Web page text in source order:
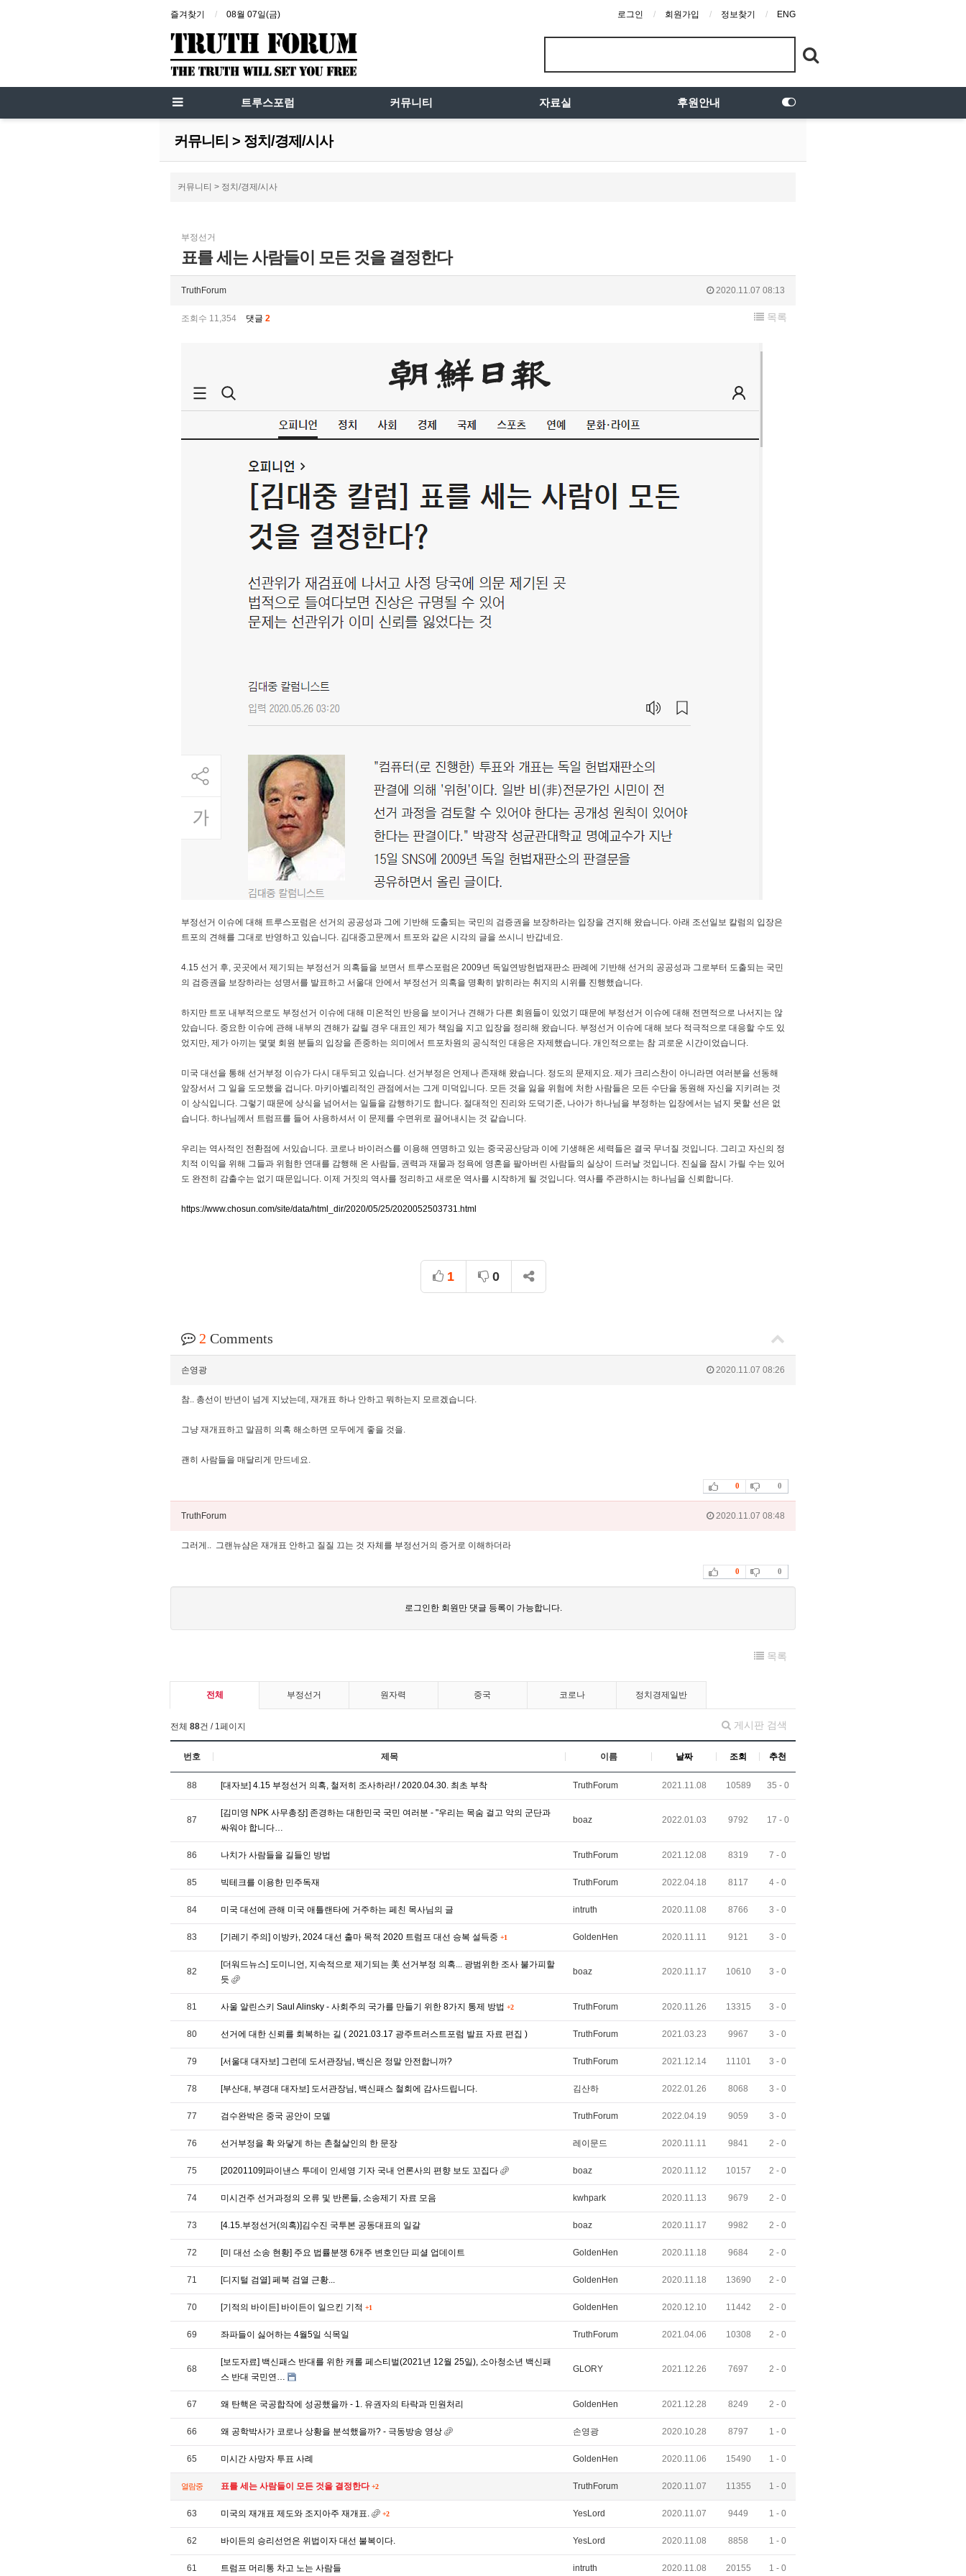
즐겨찾기 08월 07일(금) 로그인 회원가입 정보찾기 ENG
트루스포럼 커뮤니티 자료실 후원안내
커뮤니티 > 정치/경제/시사
커뮤니티 > 정치/경제/시사
부정선거
표를 세는 사람들이 모든 것을 결정한다
TruthForum 2020.11.07 08:13
조회수 11,354 댓글 2 목록
부정선거 이슈에 대해 트루스포럼은 선거의 공공성과 그에 기반해 도출되는 국민의 검증권을 보장하라는 입장을 견지해 왔습니다. 아래 조선일보 칼럼의 입장은
트포의 견해를 그대로 반영하고 있습니다. 김대중고문께서 트포와 같은 시각의 글을 쓰시니 반갑네요.
4.15 선거 후, 곳곳에서 제기되는 부정선거 의혹들을 보면서 트루스포럼은 2009년 독일연방헌법재판소 판례에 기반해 선거의 공공성과 그로부터 도출되는 국민
의 검증권을 보장하라는 성명서를 발표하고 서울대 안에서 부정선거 의혹을 명확히 밝히라는 취지의 시위를 진행했습니다.
하지만 트포 내부적으로도 부정선거 이슈에 대해 미온적인 반응을 보이거나 견해가 다른 회원들이 있었기 때문에 부정선거 이슈에 대해 전면적으로 나서지는 않
았습니다. 중요한 이슈에 관해 내부의 견해가 갈릴 경우 대표인 제가 책임을 지고 입장을 정리해 왔습니다. 부정선거 이슈에 대해 보다 적극적으로 대응할 수도 있
었지만, 제가 아끼는 몇몇 회원 분들의 입장을 존중하는 의미에서 트포차원의 공식적인 대응은 자제했습니다. 개인적으로는 참 괴로운 시간이었습니다.
미국 대선을 통해 선거부정 이슈가 다시 대두되고 있습니다. 선거부정은 언제나 존재해 왔습니다. 정도의 문제지요. 제가 크리스찬이 아니라면 여러분을 선동해
앞장서서 그 일을 도모했을 겁니다. 마키아벨리적인 관점에서는 그게 미덕입니다. 모든 것을 잃을 위험에 처한 사람들은 모든 수단을 동원해 자신을 지키려는 것
이 상식입니다. 그렇기 때문에 상식을 넘어서는 일들을 감행하기도 합니다. 절대적인 진리와 도덕기준, 나아가 하나님을 부정하는 입장에서는 넘지 못할 선은 없
습니다. 하나님께서 트럼프를 들어 사용하셔서 이 문제를 수면위로 끌어내시는 것 같습니다.
우리는 역사적인 전환점에 서있습니다. 코로나 바이러스를 이용해 연명하고 있는 중국공산당과 이에 기생해온 세력들은 결국 무너질 것입니다. 그리고 자신의 정
치적 이익을 위해 그들과 위험한 연대를 감행해 온 사람들, 권력과 재물과 정욕에 영혼을 팔아버린 사람들의 실상이 드러날 것입니다. 진실을 잠시 가릴 수는 있어
도 완전히 감출수는 없기 때문입니다. 이제 거짓의 역사를 정리하고 새로운 역사를 시작하게 될 것입니다. 역사를 주관하시는 하나님을 신뢰합니다.
https://www.chosun.com/site/data/html_dir/2020/05/25/2020052503731.html
1 0
2 Comments
손영광 2020.11.07 08:26
참.. 총선이 반년이 넘게 지났는데, 재개표 하나 안하고 뭐하는지 모르겠습니다.
그냥 재개표하고 말끔히 의혹 해소하면 모두에게 좋을 것을.
괜히 사람들을 매달리게 만드네요.
0 0
TruthForum 2020.11.07 08:48
그러게.. 그랜뉴샴은 재개표 안하고 질질 끄는 것 자체를 부정선거의 증거로 이해하더라
0 0
로그인한 회원만 댓글 등록이 가능합니다.
목록
전체 부정선거 원자력 중국 코로나 정치경제일반
게시판 검색
전체 88건 / 1페이지
번호 제목 이름 날짜 조회 추천
88 [대자보] 4.15 부정선거 의혹, 철저히 조사하라! / 2020.04.30. 최초 부착 TruthForum 2021.11.08 10589 35 - 0
87
[김미영 NPK 사무총장] 존경하는 대한민국 국민 여러분 - "우리는 목숨 걸고 악의 군단과
싸워야 합니다…
boaz 2022.01.03 9792 17 - 0
86 나치가 사람들을 길들인 방법 TruthForum 2021.12.08 8319 7 - 0
85 빅테크를 이용한 민주독재 TruthForum 2022.04.18 8117 4 - 0
84 미국 대선에 관해 미국 애틀랜타에 거주하는 페친 목사님의 글 intruth 2020.11.08 8766 3 - 0
83 [기레기 주의] 이방카, 2024 대선 출마 목적 2020 트럼프 대선 승복 설득중 +1 GoldenHen 2020.11.11 9121 3 - 0
82
[더워드뉴스] 도미니언, 지속적으로 제기되는 美 선거부정 의혹... 광범위한 조사 불가피할
듯
boaz 2020.11.17 10610 3 - 0
81 사울 알린스키 Saul Alinsky - 사회주의 국가를 만들기 위한 8가지 통제 방법 +2 TruthForum 2020.11.26 13315 3 - 0
80 선거에 대한 신뢰를 회복하는 길 ( 2021.03.17 광주트러스트포럼 발표 자료 편집 ) TruthForum 2021.03.23 9967 3 - 0
79 [서울대 대자보] 그런데 도서관장님, 백신은 정말 안전합니까? TruthForum 2021.12.14 11101 3 - 0
78 [부산대, 부경대 대자보] 도서관장님, 백신패스 철회에 감사드립니다. 김산하 2022.01.26 8068 3 - 0
77 검수완박은 중국 공안이 모델 TruthForum 2022.04.19 9059 3 - 0
76 선거부정을 확 와닿게 하는 촌철살인의 한 문장 레이문드 2020.11.11 9841 2 - 0
75 [20201109]파이낸스 투데이 인세영 기자 국내 언론사의 편향 보도 꼬집다 boaz 2020.11.12 10157 2 - 0
74 미시건주 선거과정의 오류 및 반론들, 소송제기 자료 모음 kwhpark 2020.11.13 9679 2 - 0
73 [4.15.부정선거(의혹)]김수진 국투본 공동대표의 일갈 boaz 2020.11.17 9982 2 - 0
72 [미 대선 소송 현황] 주요 법률분쟁 6개주 변호인단 피셜 업데이트 GoldenHen 2020.11.18 9684 2 - 0
71 [디지털 검열] 페북 검열 근황... GoldenHen 2020.11.18 13690 2 - 0
70 [기적의 바이든] 바이든이 일으킨 기적 +1 GoldenHen 2020.12.10 11442 2 - 0
69 좌파들이 싫어하는 4월5일 식목일 TruthForum 2021.04.06 10308 2 - 0
68
[보도자료] 백신패스 반대를 위한 캐롤 페스티벌(2021년 12월 25일), 소아청소년 백신패
스 반대 국민연…
GLORY 2021.12.26 7697 2 - 0
67 왜 탄핵은 국공합작에 성공했을까 - 1. 유권자의 타락과 민원처리 GoldenHen 2021.12.28 8249 2 - 0
66 왜 공학박사가 코로나 상황을 분석했을까? - 극동방송 영상 손영광 2020.10.28 8797 1 - 0
65 미시간 사망자 투표 사례 GoldenHen 2020.11.06 15490 1 - 0
열람중 표를 세는 사람들이 모든 것을 결정한다 +2 TruthForum 2020.11.07 11355 1 - 0
63 미국의 재개표 제도와 조지아주 재개표. +2 YesLord 2020.11.07 9449 1 - 0
62 바이든의 승리선언은 위법이자 대선 불복이다. YesLord 2020.11.08 8858 1 - 0
61 트럼프 머리통 차고 노는 사람들 intruth 2020.11.08 20155 1 - 0